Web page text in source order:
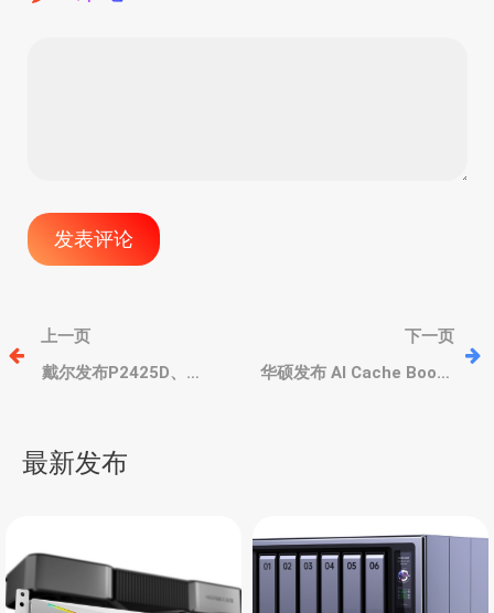
文
章
航
上一页
戴尔发布P2425D、
公显示器
下一页
华硕发布 AI Cache Boost
最新发布